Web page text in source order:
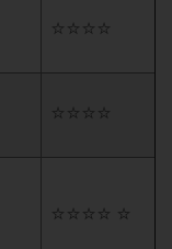
⭐⭐⭐⭐
⭐⭐⭐⭐
⭐⭐⭐⭐ ⭐